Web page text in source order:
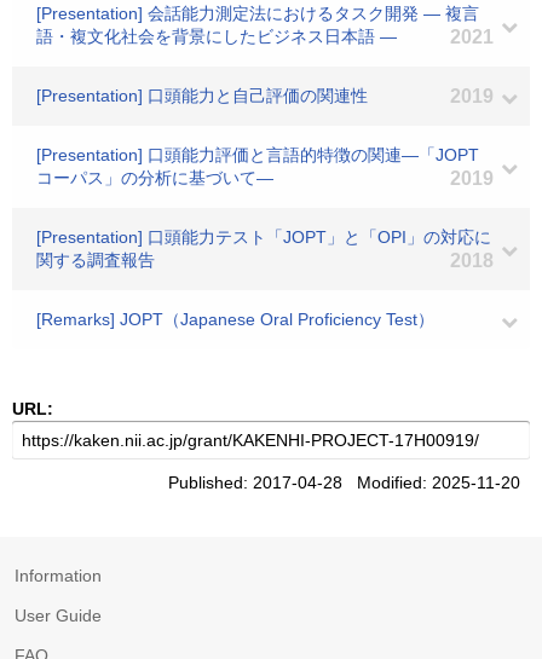
[Presentation] 会話能力測定法におけるタスク開発 ― 複言
語・複文化社会を背景にしたビジネス日本語 ―
2021
[Presentation] 口頭能力と自己評価の関連性 2019
[Presentation] 口頭能力評価と言語的特徴の関連―「JOPT
コーパス」の分析に基づいて―
2019
[Presentation] 口頭能力テスト「JOPT」と「OPI」の対応に
関する調査報告
2018
[Remarks] JOPT（Japanese Oral Proficiency Test）
URL:
Published: 2017-04-28 Modified: 2025-11-20
Information
User Guide